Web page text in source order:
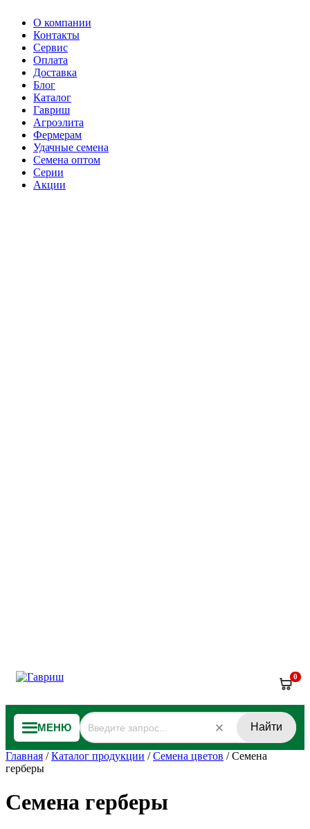
О компании
Контакты
Сервис
Оплата
Доставка
Блог
Каталог
Гавриш
Агроэлита
Фермерам
Удачные семена
Семена оптом
Серии
Акции
0
МЕНЮ Найти
Главная /Каталог продукции /Семена цветов /Семена
герберы
Семена герберы